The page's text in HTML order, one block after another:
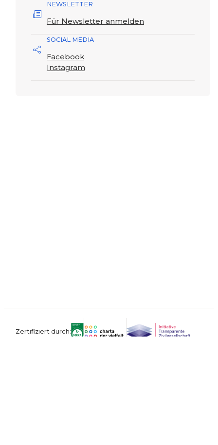
NEWSLETTER
Für Newsletter anmelden
SOCIAL MEDIA
Facebook
Instagram
Zertifiziert durch: